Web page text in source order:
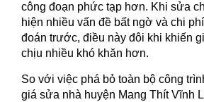
công đoạn phức tạp hơn. Khi sửa
hiện nhiều vấn đề bất ngờ và chi
đoán trước, điều này đôi khi khiến
chịu nhiều khó khăn hơn.
So với việc phá bỏ toàn bộ công
giá sửa nhà huyện Mang Thít Vĩnh